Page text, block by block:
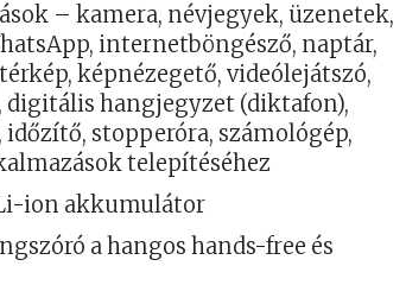
– kamera, névjegyek, üzenetek,
internetböngésző, naptár,
képnézegető, videólejátszó,
digitális hangjegyzet (diktafon),
stopperóra, számológép,
telepítéséhez
ion akkumulátor
a hangos hands-free és